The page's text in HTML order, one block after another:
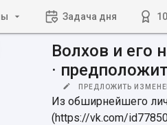
Задача дня
Волхов и его
·
ПРЕДЛОЖИТЬ
Из обширнейшего
(https://vk.com/